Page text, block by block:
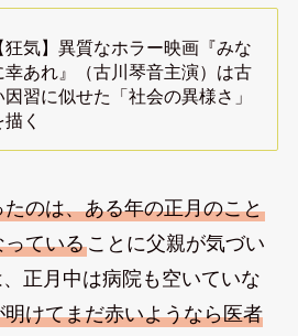
狂気】異質なホラー映画『みな
幸あれ』（古川琴音主演）は古
因習に似せた「社会の異様さ」
描く
のは、ある年の正月のこと
っていることに父親が気づい
正月中は病院も空いていな
明けてまだ赤いようなら医者